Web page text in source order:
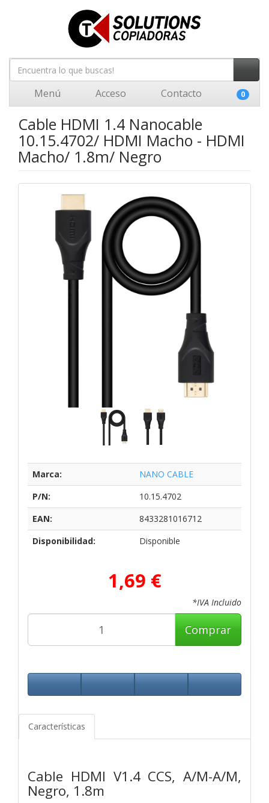
Menú Acceso Contacto 0
Cable HDMI 1.4 Nanocable
10.15.4702/ HDMI Macho - HDMI
Macho/ 1.8m/ Negro
Marca:
NANO CABLE
P/N:
10.15.4702
EAN:
8433281016712
Disponibilidad:
Disponible
1,69 €
*IVA Incluido
Comprar
Características
Cable HDMI V1.4 CCS, A/M-A/M,
Negro, 1.8m